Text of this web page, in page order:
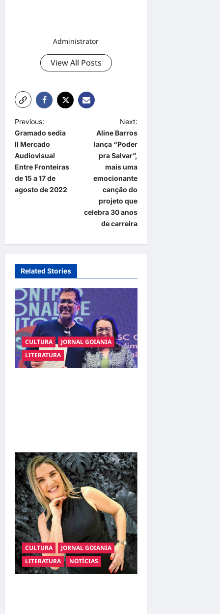
Administrator
View All Posts
P
o
s
t
n
g
t
i
o
n
Previous:
Gramado sedia
II Mercado
Audiovisual
Entre Fronteiras
de 15 a 17 de
agosto de 2022
Next:
Aline Barros
lança “Poder
pra Salvar”,
mais uma
emocionante
canção do
projeto que
celebra 30 anos
de carreira
Related Stories
CULTURA
JORNAL GOIANIA
LITERATURA
CULTURA
JORNAL GOIANIA
LITERATURA
NOTÍCIAS